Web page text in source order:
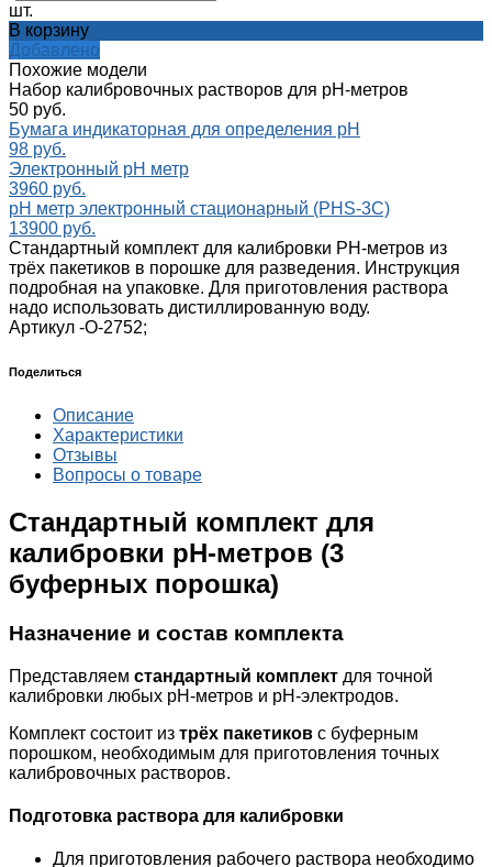
шт.
В корзину
Добавлено
Похожие модели
Набор калибровочных растворов для pH-метров
50 руб.
Бумага индикаторная для определения pH
98 руб.
Электронный pH метр
3960 руб.
pH метр электронный стационарный (PHS-3C)
13900 руб.
Стандартный комплект для калибровки PH-метров из
трёх пакетиков в порошке для разведения. Инструкция
подробная на упаковке. Для приготовления раствора
надо использовать дистиллированную воду.
Артикул -О-2752;
Поделиться
Описание
Характеристики
Отзывы
Вопросы о товаре
Стандартный комплект для
калибровки pH-метров (3
буферных порошка)
Назначение и состав комплекта
Представляем стандартный комплект для точной
калибровки любых pH-метров и pH-электродов.
Комплект состоит из трёх пакетиков с буферным
порошком, необходимым для приготовления точных
калибровочных растворов.
Подготовка раствора для калибровки
Для приготовления рабочего раствора необходимо